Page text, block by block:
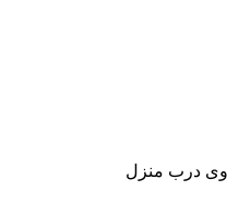
درب منزل